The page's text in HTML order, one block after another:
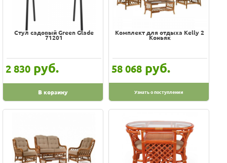
Доставка
Возврат
Дешевле
Дороже
100% гарантия цены и наличия
В наличии на складе
Скидки, подарки
Стул садовый Green Glade
71201
2 830 руб.
В корзину
Комплект для отдыха Kelly 2
Коньяк
58 068 руб.
Узнать о поступлении